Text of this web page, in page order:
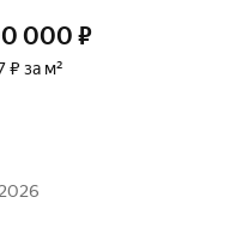
000 ₽
₽ за м²